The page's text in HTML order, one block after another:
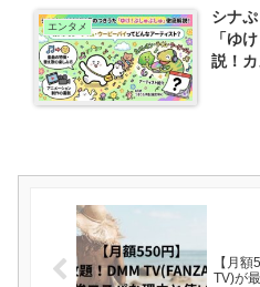
エンタメ
シナ
「ゆ
説！
【月
TV)が